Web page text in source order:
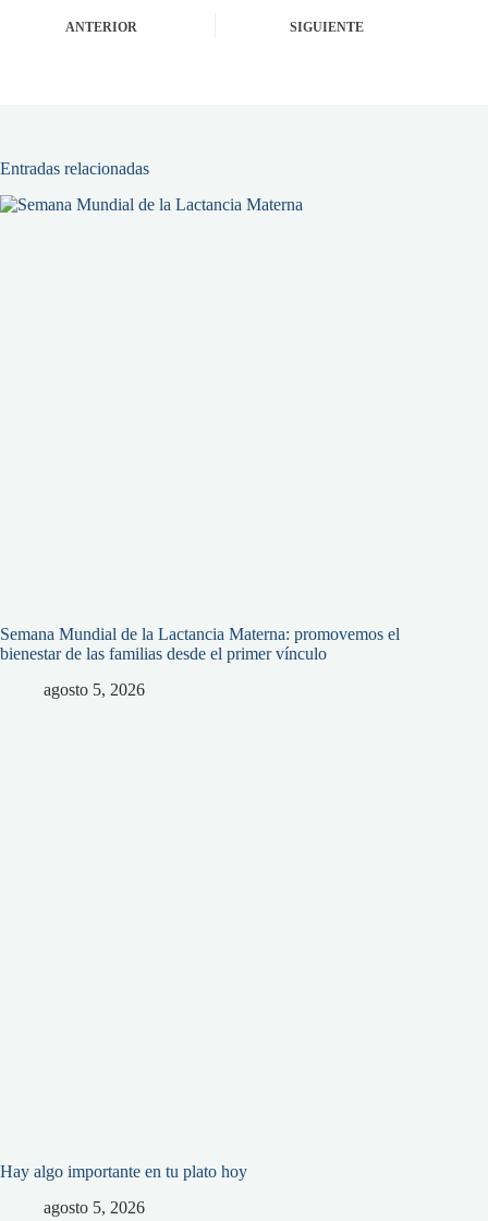
ANTERIOR SIGUIENTE
Entradas relacionadas
Semana Mundial de la Lactancia Materna: promovemos el
bienestar de las familias desde el primer vínculo
agosto 5, 2026
Hay algo importante en tu plato hoy
agosto 5, 2026